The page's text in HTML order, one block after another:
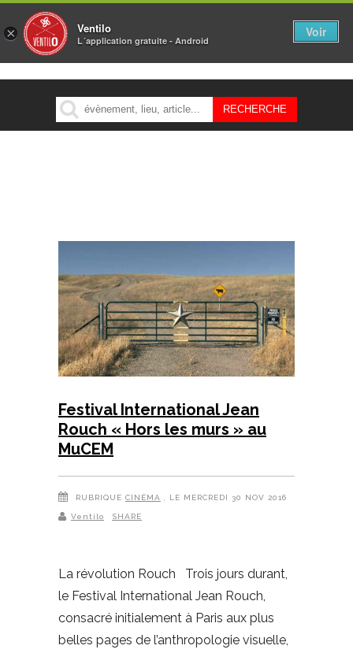
MENU
Festival International Jean
Rouch « Hors les murs » au
MuCEM
RUBRIQUE CINÉMA , LE MERCREDI 30 NOV 2016
Ventilo SHARE
La révolution Rouch Trois jours durant,
le Festival International Jean Rouch,
consacré initialement à Paris aux plus
belles pages de l’anthropologie visuelle,
× Ventilo
L´application gratuite - Android
Voir